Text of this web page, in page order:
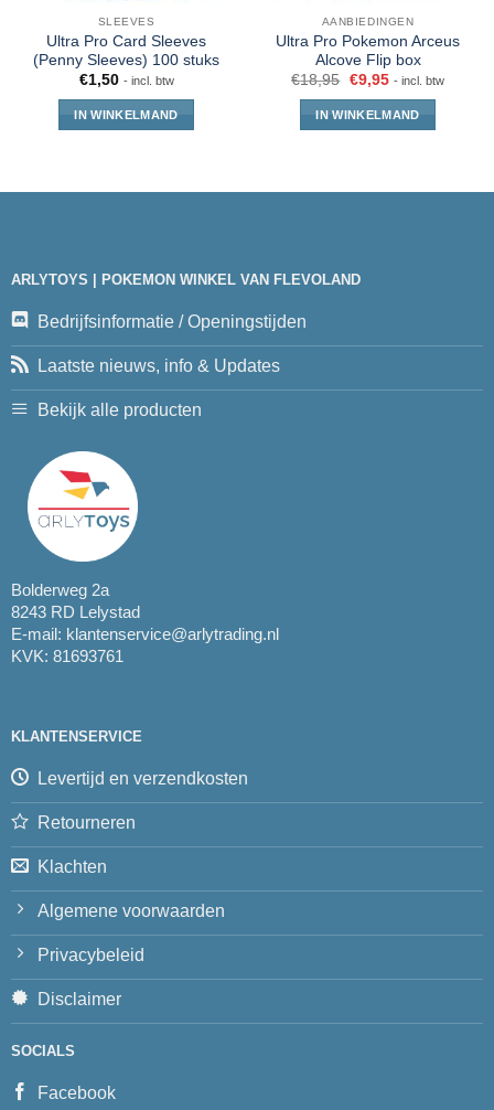
SLEEVES
Ultra Pro Card Sleeves
(Penny Sleeves) 100 stuks
€1,50 - incl. btw
IN WINKELMAND
AANBIEDINGEN
Ultra Pro Pokemon Arceus
Alcove Flip box
€18,95 €9,95 - incl. btw
IN WINKELMAND
ARLYTOYS | POKEMON WINKEL VAN FLEVOLAND
Bedrijfsinformatie / Openingstijden
Laatste nieuws, info & Updates
Bekijk alle producten
Bolderweg 2a
8243 RD Lelystad
E-mail: klantenservice@arlytrading.nl
KVK: 81693761
KLANTENSERVICE
Levertijd en verzendkosten
Retourneren
Klachten
Algemene voorwaarden
Privacybeleid
Disclaimer
SOCIALS
Facebook